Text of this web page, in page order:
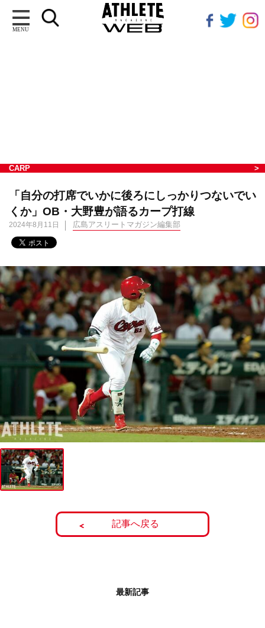
MENU
CARP
「自分の打席でいかに後ろにしっかりつないでい
くか」OB・大野豊が語るカープ打線
2024年8月11日 広島アスリートマガジン編集部
記事へ戻る
最新記事